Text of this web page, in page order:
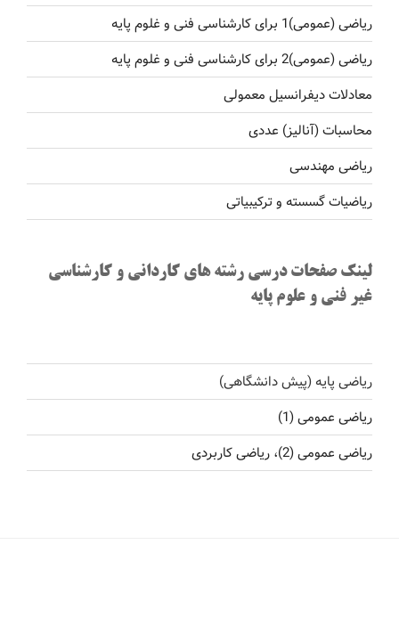
ریاضی (عمومی)1 برای کارشناسی فنی و غلوم پایه
ریاضی (عمومی)2 برای کارشناسی فنی و غلوم پایه
معادلات دیفرانسیل معمولی
محاسبات (آنالیز) عددی
ریاضی مهندسی
ریاضیات گسسته و ترکیبیاتی
لینک صفحات درسی رشته های کاردانی و کارشناسی
غیر فنی و علوم پایه
ریاضی پایه (پیش دانشگاهی)
ریاضی عمومی (1)
ریاضی عمومی (2)، ریاضی کاربردی